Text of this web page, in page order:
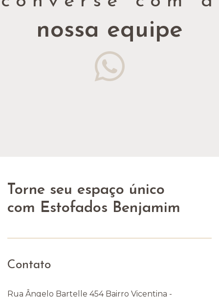
nossa equipe
Torne seu espaço único
com Estofados Benjamim
Contato
Rua Ângelo Bartelle 454 Bairro Vicentina -